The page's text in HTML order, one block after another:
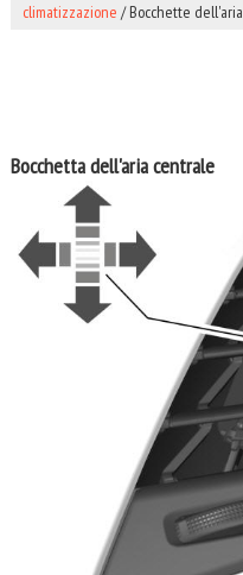
climatizzazione / Bocchette dell'aria
Bocchetta dell'aria centrale